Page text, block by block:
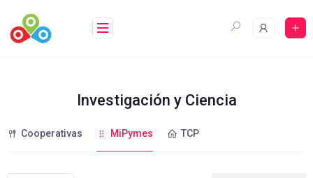
contenido
Investigación y Ciencia
Cooperativas MiPymes TCP